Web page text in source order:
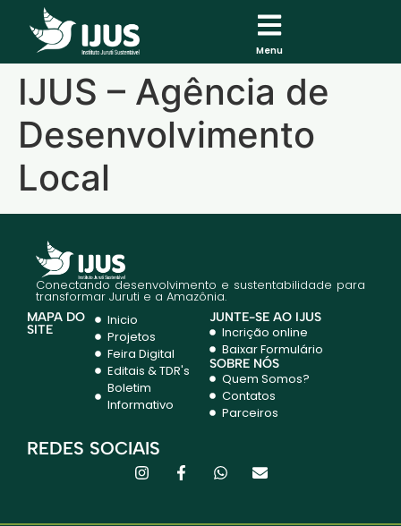
Menu
IJUS – Agência de
Desenvolvimento
Local
Conectando desenvolvimento e sustentabilidade para
transformar Juruti e a Amazônia.
MAPA DO
SITE
Inicio
Projetos
Feira Digital
Editais & TDR's
Boletim
Informativo
JUNTE-SE AO IJUS
Incrição online
Baixar Formulário
SOBRE NÓS
Quem Somos?
Contatos
Parceiros
REDES SOCIAIS